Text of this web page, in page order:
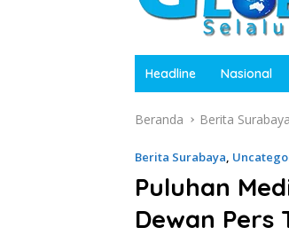
Headline Nasional
Beranda Berita Surabaya
Berita Surabaya,
Puluhan
Dewan Pers